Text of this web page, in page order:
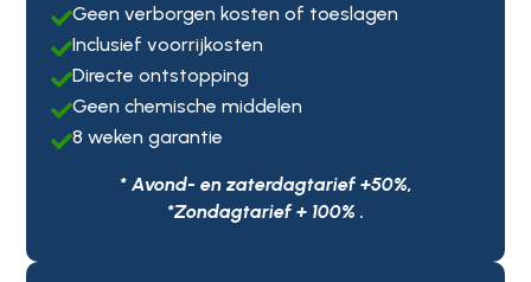
Geen verborgen kosten of toeslagen
Inclusief voorrijkosten
Directe ontstopping
Geen chemische middelen
8 weken garantie
* Avond- en zaterdagtarief +50%,
*Zondagtarief + 100% .